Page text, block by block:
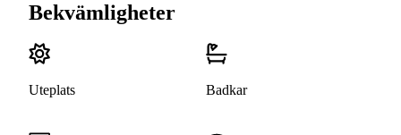
Bekvämligheter
Uteplats Badkar